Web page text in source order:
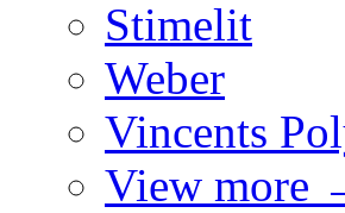
Stimelit
Weber
Vincents
View more